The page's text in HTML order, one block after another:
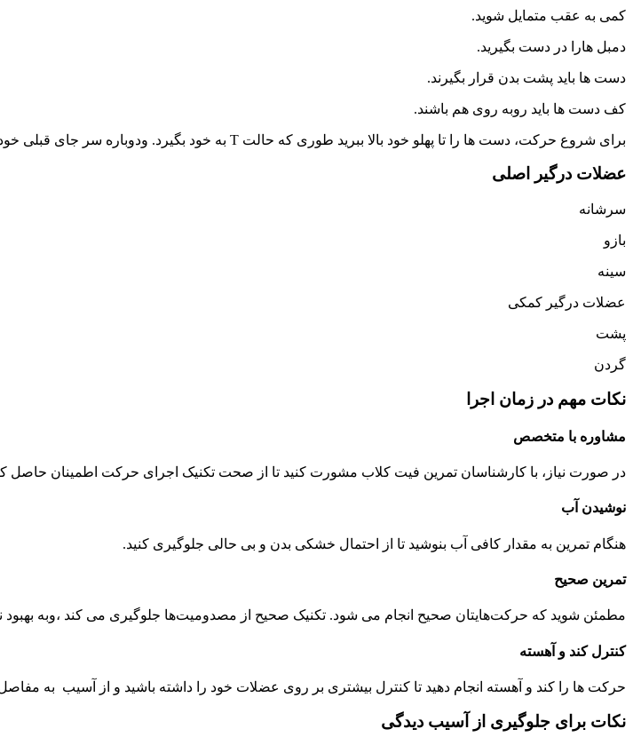
کمی به عقب متمایل شوید.
دمبل هارا در دست بگیرید.
دست ها باید پشت بدن قرار بگیرند.
کف دست ها باید روبه روی هم باشند.
برای شروع حرکت، دست ها را تا پهلو خود بالا ببرید طوری که حالت T به خود بگیرد. ودوباره سر جای قبلی خود برگردانید.
عضلات درگیر اصلی
سرشانه
بازو
سینه
عضلات درگیر کمکی
پشت
گردن
نکات مهم در زمان اجرا
مشاوره با متخصص
در صورت نیاز، با کارشناسان تمرین فیت کلاب مشورت کنید تا از صحت تکنیک اجرای حرکت اطمینان حاصل
نوشیدن آب
هنگام تمرین به مقدار کافی آب بنوشید تا از احتمال خشکی بدن و بی حالی جلوگیری کنید.
تمرین صحیح
مطمئن شوید که حرکت‌هایتان صحیح انجام می شود. تکنیک صحیح از مصدومیت‌ها جلوگیری می کند ،وبه
کنترل کند و آهسته
حرکت ها را کند و آهسته انجام دهید تا کنترل بیشتری بر روی عضلات خود را داشته باشید و از آسیب به
نکات برای جلوگیری از آسیب دیدگی